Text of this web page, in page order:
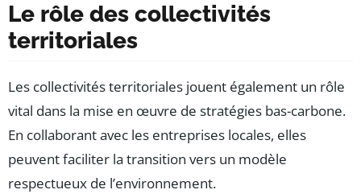
Le rôle des collectivités
territoriales
Les collectivités territoriales jouent également un rôle
vital dans la mise en œuvre de stratégies bas-carbone.
En collaborant avec les entreprises locales, elles
peuvent faciliter la transition vers un modèle
respectueux de l’environnement.